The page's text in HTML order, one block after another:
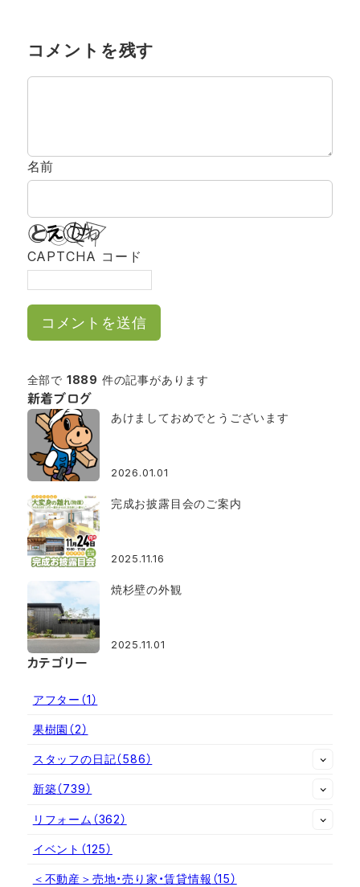
コメントを残す
名前
CAPTCHA コード
全部で 1889 件の記事があります
新着ブログ
あけましておめでとうございます
2026.01.01
完成お披露目会のご案内
2025.11.16
焼杉壁の外観
2025.11.01
カテゴリー
アフター （1）
果樹園 （2）
スタッフの日記（586）
新築（739）
リフォーム （362）
イベント （125）
＜不動産＞売地・売り家・賃貸情報 （15）